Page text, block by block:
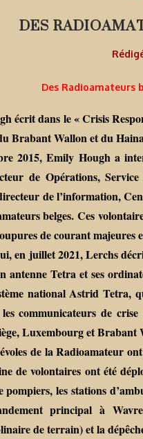
DES
Des Radioamateurs
écrit dans le « Crisis
Brabant Wallon et du
2015, Emily Hough a
de Opérations,
de l’information,
belges. Ces
de courant majeures
en juillet 2021, Lerchs
antenne Tetra et ses
national Astrid Tetra,
communicateurs de
Luxembourg et Brabant
de la Radioamateur
de volontaires ont été
pompiers, les stations
principal à
de terrain) et la